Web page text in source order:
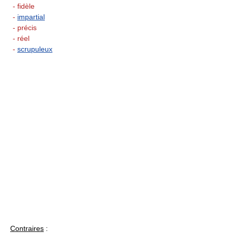
- fidèle
- impartial
- précis
- réel
- scrupuleux
Contraires :